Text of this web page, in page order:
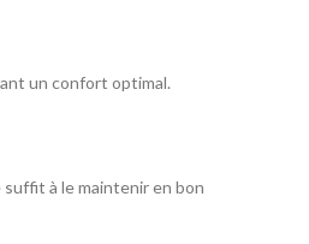
un confort optimal.
à le maintenir en bon